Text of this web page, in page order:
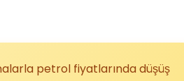
petrol fiyatlarında düşüş